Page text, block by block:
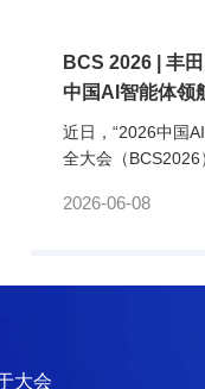
BCS 2026 | 丰
中国AI智能体领
近日，“2026中国
全大会（BCS2026
运营智能体作为重
表现卓越，最终入
2026-06-08
大会